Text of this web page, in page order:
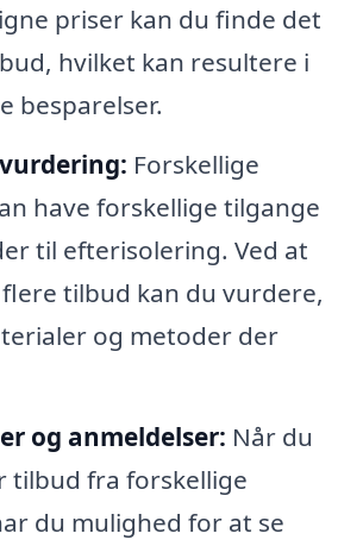
priser kan du finde det
hvilket kan resultere i
besparelser.
Forskellige
have forskellige tilgange
til efterisolering. Ved at
tilbud kan du vurdere,
og metoder der
og anmeldelser: Når du
tilbud fra forskellige
du mulighed for at se